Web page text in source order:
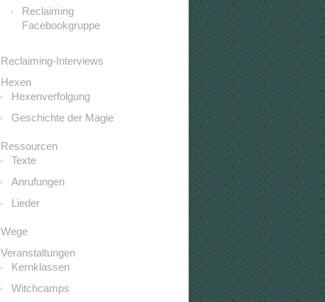
Reclaiming
Facebookgruppe
Reclaiming-Interviews
Hexen
Hexenverfolgung
Geschichte der Magie
Ressourcen
Texte
Anrufungen
Lieder
Wege
Veranstaltungen
Kernklassen
Witchcamps